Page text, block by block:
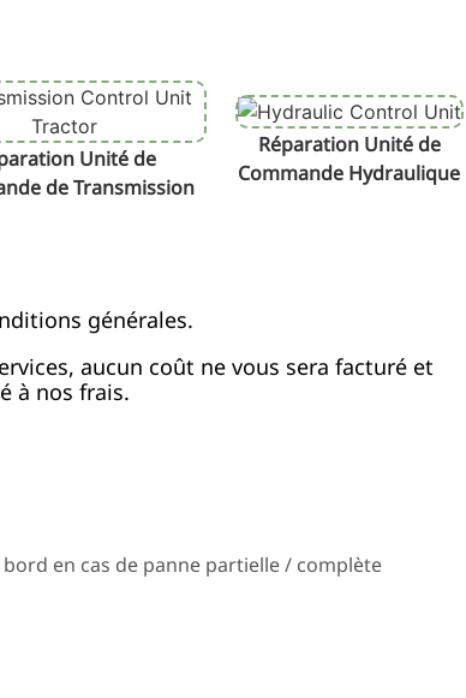
Unité de
de Transmission
Réparation Unité de
Commande Hydraulique
générales.
aucun coût ne vous sera facturé et
à nos frais.
en cas de panne partielle / complète